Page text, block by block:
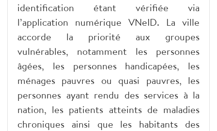
identification étant vérifiée via
l’application numérique VNeID. La ville
accorde la priorité aux groupes
vulnérables, notamment les personnes
âgées, les personnes handicapées, les
ménages pauvres ou quasi pauvres, les
personnes ayant rendu des services à la
nation, les patients atteints de maladies
chroniques ainsi que les habitants des